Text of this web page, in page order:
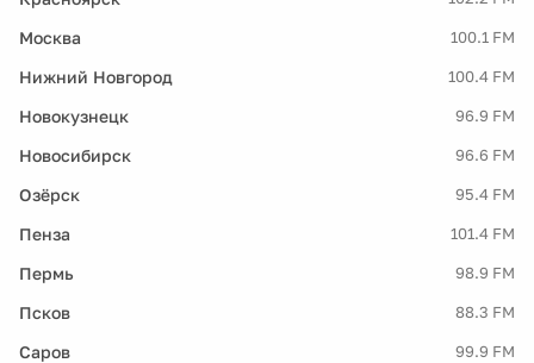
Москва 100.1 FM
Нижний Новгород 100.4 FM
Новокузнецк 96.9 FM
Новосибирск 96.6 FM
Озёрск 95.4 FM
Пенза 101.4 FM
Пермь 98.9 FM
Псков 88.3 FM
Саров 99.9 FM